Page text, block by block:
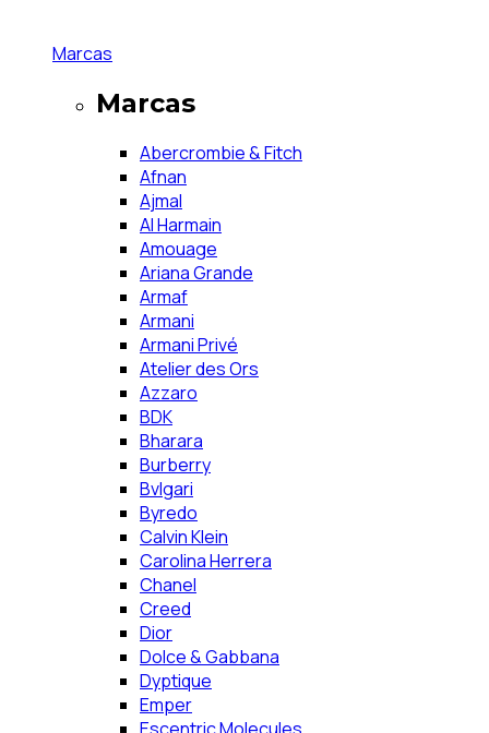
Marcas
Marcas
Abercrombie & Fitch
Afnan
Ajmal
Al Harmain
Amouage
Ariana Grande
Armaf
Armani
Armani Privé
Atelier des Ors
Azzaro
BDK
Bharara
Burberry
Bvlgari
Byredo
Calvin Klein
Carolina Herrera
Chanel
Creed
Dior
Dolce & Gabbana
Dyptique
Emper